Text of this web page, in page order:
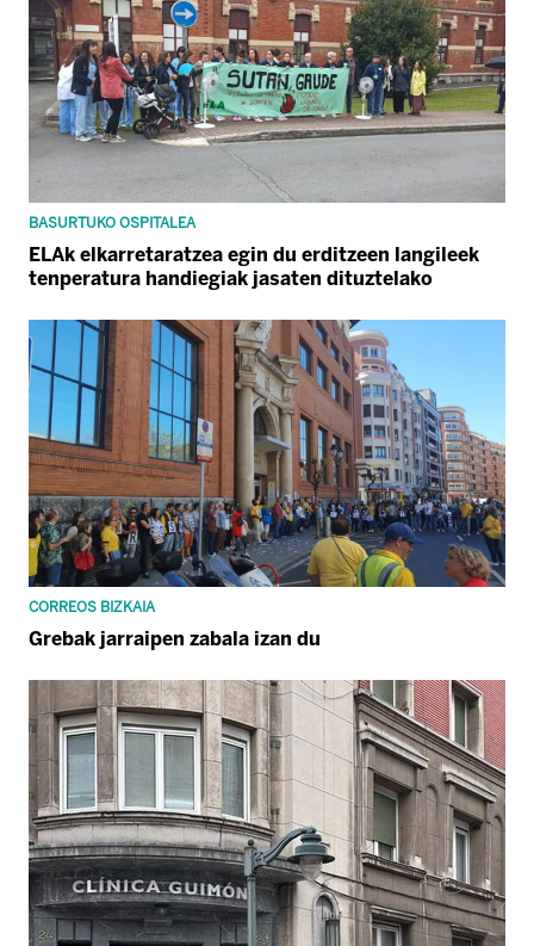
BASURTUKO OSPITALEA
ELAk elkarretaratzea egin du erditzeen langileek
tenperatura handiegiak jasaten dituztelako
CORREOS BIZKAIA
Grebak jarraipen zabala izan du